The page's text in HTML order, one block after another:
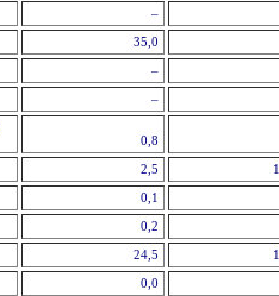
–
35,0
–
–
0,8
2,5
0,1
0,2
24,5
0,0